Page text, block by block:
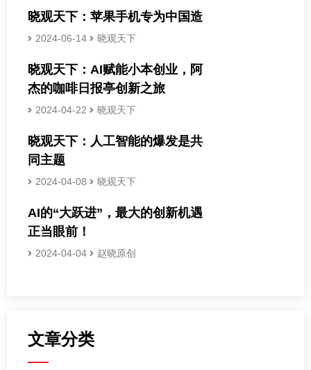
晓观天下：苹果手机专为中国造
2024-06-14 晓观天下
晓观天下：AI赋能小本创业，阿
杰的咖啡日报亭创新之旅
2024-04-22 晓观天下
晓观天下：人工智能的爆发是共
同主题
2024-04-08 晓观天下
AI的“大跃进”，最大的创新机遇
正当眼前！
2024-04-04 赵晓原创
文章分类